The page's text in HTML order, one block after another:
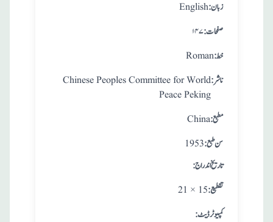
English:زبان
۱۴۷:صفحات
Roman:خط
Chinese Peoples Committee for World
Peace Peking
:ناشر
China:مطبع
1953 : سن طبع
: تاريخ اندراج
21 × 15 :تقطيع
:کمپیوٹر ڈیٹ